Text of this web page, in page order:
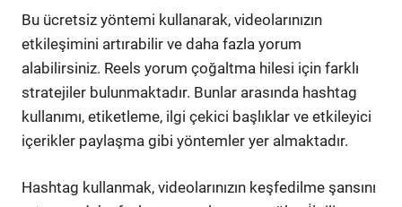
Bu ücretsiz yöntemi kullanarak, videolarınızın
etkileşimini artırabilir ve daha fazla yorum
alabilirsiniz. Reels yorum çoğaltma hilesi için farklı
stratejiler bulunmaktadır. Bunlar arasında hashtag
kullanımı, etiketleme, ilgi çekici başlıklar ve etkileyici
içerikler paylaşma gibi yöntemler yer almaktadır.
Hashtag kullanmak, videolarınızın keşfedilme şansını